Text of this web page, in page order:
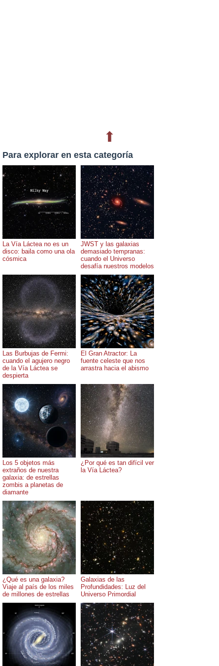
⬆
Para explorar en esta categoría
La Vía Láctea no es un
disco: baila como una ola
cósmica
JWST y las galaxias
demasiado tempranas:
cuando el Universo
desafía nuestros modelos
Las Burbujas de Fermi:
cuando el agujero negro
de la Vía Láctea se
despierta
El Gran Atractor: La
fuente celeste que nos
arrastra hacia el abismo
Los 5 objetos más
extraños de nuestra
galaxia: de estrellas
zombis a planetas de
diamante
¿Por qué es tan difícil ver
la Vía Láctea?
¿Qué es una galaxia?
Viaje al país de los miles
de millones de estrellas
Galaxias de las
Profundidades: Luz del
Universo Primordial